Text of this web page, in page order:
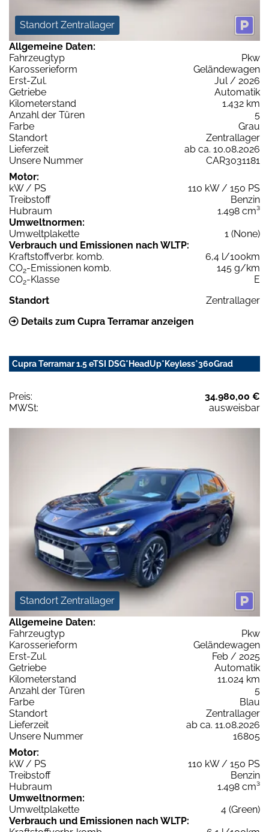
Standort Zentrallager
Allgemeine Daten:
Fahrzeugtyp
Pkw
Karosserieform
Geländewagen
Erst-Zul.
Jul / 2026
Getriebe
Automatik
Kilometerstand
1.432 km
Anzahl der Türen
5
Farbe
Grau
Standort
Zentrallager
Lieferzeit
ab ca. 10.08.2026
Unsere Nummer
CAR3031181
Motor:
kW / PS
110 kW / 150 PS
Treibstoff
Benzin
Hubraum
1.498 cm³
Umweltnormen:
Umweltplakette
1 (None)
Verbrauch und Emissionen nach WLTP:
Kraftstoffverbr. komb.
6,4 l/100km
CO2-Emissionen komb.
145 g/km
CO2-Klasse
E
Standort
Zentrallager
Details zum Cupra Terramar anzeigen
Cupra Terramar 1.5 eTSI DSG*HeadUp*Keyless*360Grad
Preis:
34.980,00 €
MWSt:
ausweisbar
Standort Zentrallager
Allgemeine Daten:
Fahrzeugtyp
Pkw
Karosserieform
Geländewagen
Erst-Zul.
Feb / 2025
Getriebe
Automatik
Kilometerstand
11.024 km
Anzahl der Türen
5
Farbe
Blau
Standort
Zentrallager
Lieferzeit
ab ca. 11.08.2026
Unsere Nummer
16805
Motor:
kW / PS
110 kW / 150 PS
Treibstoff
Benzin
Hubraum
1.498 cm³
Umweltnormen:
Umweltplakette
4 (Green)
Verbrauch und Emissionen nach WLTP: